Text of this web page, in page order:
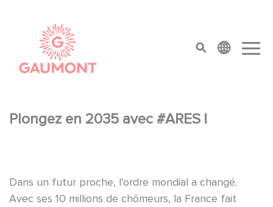
top menu
Plongez en 2035 avec #ARES !
Dans un futur proche, l'ordre mondial a changé.
Avec ses 10 millions de chômeurs, la France fait